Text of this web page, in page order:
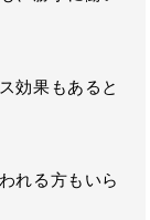
効果もあると
れる方もいら